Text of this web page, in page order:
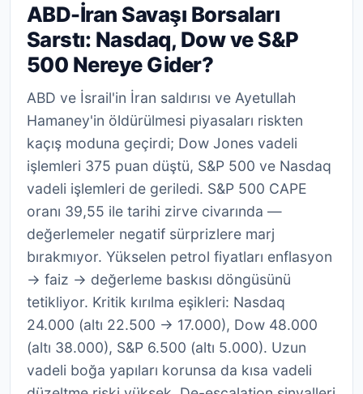
ABD-İran Savaşı Borsaları
Sarstı: Nasdaq, Dow ve S&P
500 Nereye Gider?
ABD ve İsrail'in İran saldırısı ve Ayetullah
Hamaney'in öldürülmesi piyasaları riskten
kaçış moduna geçirdi; Dow Jones vadeli
işlemleri 375 puan düştü, S&P 500 ve Nasdaq
vadeli işlemleri de geriledi. S&P 500 CAPE
oranı 39,55 ile tarihi zirve civarında —
değerlemeler negatif sürprizlere marj
bırakmıyor. Yükselen petrol fiyatları enflasyon
→ faiz → değerleme baskısı döngüsünü
tetikliyor. Kritik kırılma eşikleri: Nasdaq
24.000 (altı 22.500 → 17.000), Dow 48.000
(altı 38.000), S&P 6.500 (altı 5.000). Uzun
vadeli boğa yapıları korunsa da kısa vadeli